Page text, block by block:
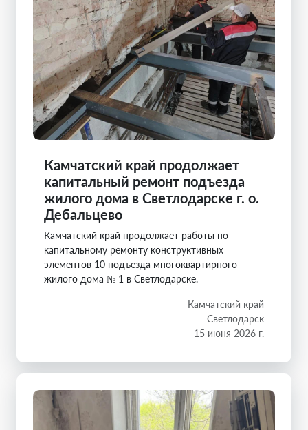
Камчатский край продолжает
капитальный ремонт подъезда
жилого дома в Светлодарске г. о.
Дебальцево
Камчатский край продолжает работы по
капитальному ремонту конструктивных
элементов 10 подъезда многоквартирного
жилого дома № 1 в Светлодарске.
Камчатский край
Светлодарск
15 июня 2026 г.